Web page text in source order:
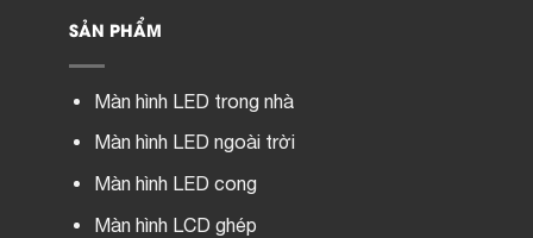
SẢN PHẨM
Màn hình LED trong nhà
Màn hình LED ngoài trời
Màn hình LED cong
Màn hình LCD ghép